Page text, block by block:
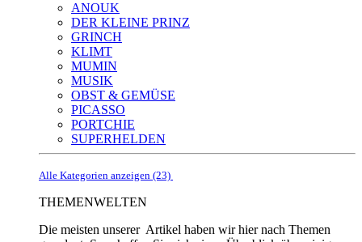
ANOUK
DER KLEINE PRINZ
GRINCH
KLIMT
MUMIN
MUSIK
OBST & GEMÜSE
PICASSO
PORTCHIE
SUPERHELDEN
Alle Kategorien anzeigen (23)
THEMENWELTEN
Die meisten unserer Artikel haben wir hier nach Themen